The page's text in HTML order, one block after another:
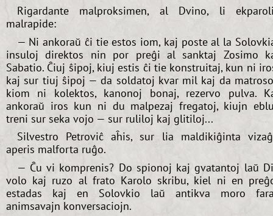
Rigardante malproksimen, al Dvino, li
malrapide:
— Ni ankoraŭ ĉi tie estos iom, kaj poste al la
insuloj direktos nin por preĝi al sanktaj Zosimo
Sabatio. Ĉiuj ŝipoj, kiuj estis ĉi tie konstruitaj, kun ni
kaj sur tiuj ŝipoj — da soldatoj kvar mil kaj da
kiom ni kolektos, kanonoj bonaj, rezervo pulva.
ankoraŭ iros kun ni du malpezaj fregatoj, kiujn
treni sur seka vojo — sur ruliloj kaj glitiloj...
Silvestro Petroviĉ aĥis, sur lia maldikiĝinta
aperis malforta ruĝo.
— Ĉu vi komprenis? Do spionoj kaj gvatantoj laŭ
volo kaj ruzo al frato Karolo skribu, kiel ni en
estadas kaj en Solovkio laŭ antikva moro
animsavajn konversaciojn.